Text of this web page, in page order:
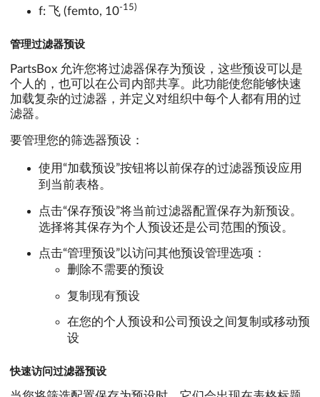
f: 飞 (femto, 10-15)
管理过滤器预设
PartsBox 允许您将过滤器保存为预设，这些预设可以是
个人的，也可以在公司内部共享。此功能使您能够快速
加载复杂的过滤器，并定义对组织中每个人都有用的过
滤器。
要管理您的筛选器预设：
使用“加载预设”按钮将以前保存的过滤器预设应用
到当前表格。
点击“保存预设”将当前过滤器配置保存为新预设。
选择将其保存为个人预设还是公司范围的预设。
点击“管理预设”以访问其他预设管理选项：
删除不需要的预设
复制现有预设
在您的个人预设和公司预设之间复制或移动预
设
快速访问过滤器预设